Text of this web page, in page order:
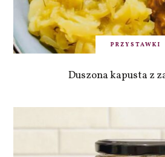
PRZYSTAWKI
Duszona kapusta z